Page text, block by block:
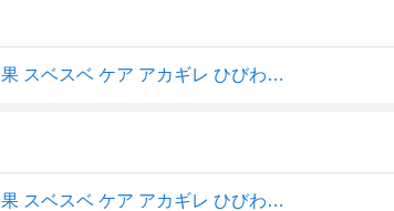
リピーター続出！大人気のハンドクリーム 手の美容液 保湿 効果 スベスベ ケア アカギレ ひびわれ 血行促進 コラーゲン ヒアルロン酸配 プレゼント 母の日 無香料 ●Papilio パピリオ ハンドマッサージエッセンスリペアSS 3本組
リピーター続出！大人気のハンドクリーム 手の美容液 保湿 効果 スベスベ ケア アカギレ ひびわれ 血行促進 コラーゲン ヒアルロン酸配 プレゼント 母の日 無香料 ●Papilio パピリオ ハンドマッサージエッセンスリペアSS 3本組